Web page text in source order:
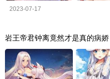
2023-07-17
岩王帝君钟离竟然才是真的病